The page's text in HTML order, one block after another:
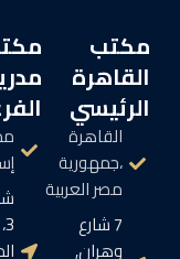
مكتب
القاهرة
الرئيسي
القاهرة
،جمهورية
مصر العربية
7 شارع
وهران,